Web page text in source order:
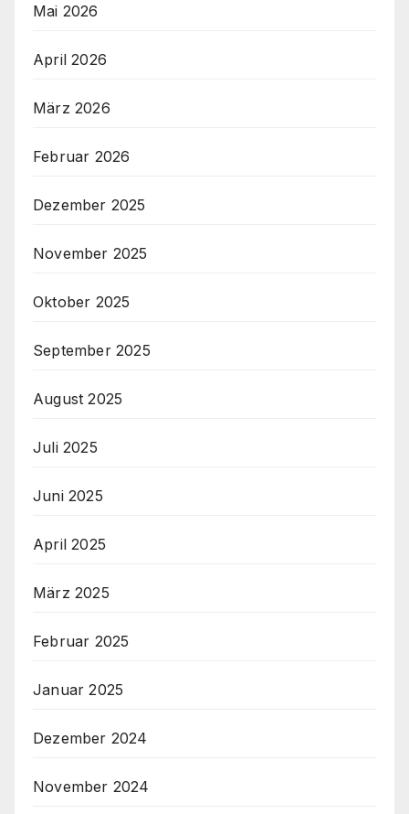
Mai 2026
April 2026
März 2026
Februar 2026
Dezember 2025
November 2025
Oktober 2025
September 2025
August 2025
Juli 2025
Juni 2025
April 2025
März 2025
Februar 2025
Januar 2025
Dezember 2024
November 2024